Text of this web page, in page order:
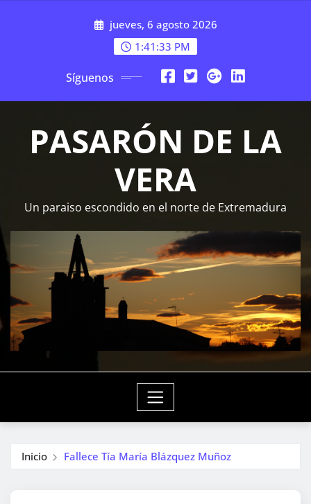
jueves, 6 agosto 2026
1:41:34 PM
Síguenos
PASARÓN DE LA
VERA
Un paraiso escondido en el norte de Extremadura
Inicio Fallece Tía María Blázquez Muñoz